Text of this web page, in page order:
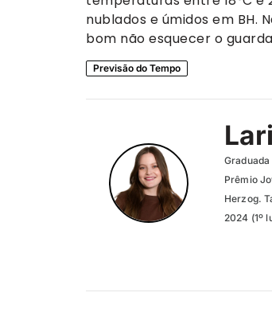
nublados e úmidos em BH.
bom não esquecer o
Previsão do Tempo
Prêmio
Herzog.
2024 (1º